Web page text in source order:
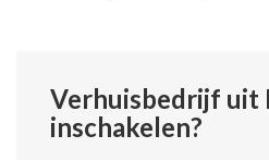
Verhuisbedrijf uit
inschakelen?